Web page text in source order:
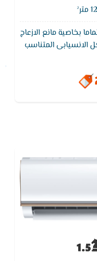
بخاصية مانع الازعاج
الانسيابى المتناسب
تضيف للمكان لمسه